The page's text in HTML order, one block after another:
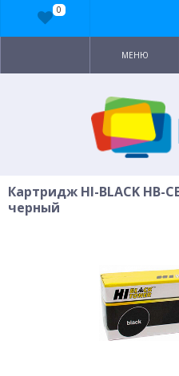
МЕНЮ
Картридж HI-BLACK HB-
черный
0